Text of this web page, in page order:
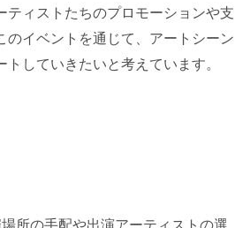
ィストたちのプロモーションや支
イベントを通じて、アートシーン
していきたいと考えています。
所の手配や出演アーティストの選